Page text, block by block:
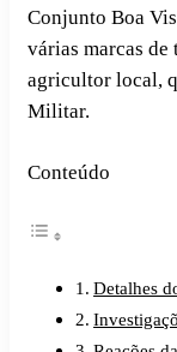
Conjunto Boa
várias marcas
agricultor local,
Militar.
Conteúdo
Detalhes